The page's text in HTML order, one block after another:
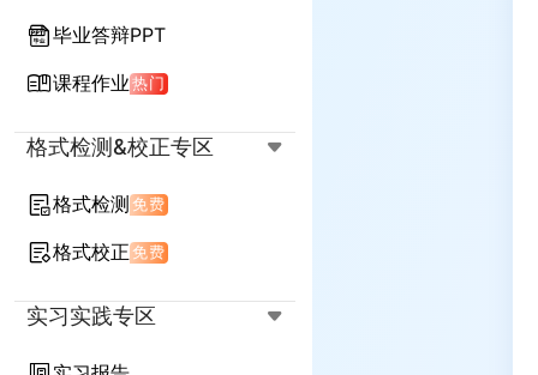
毕业答辩PPT
课程作业热门
格式检测&校正专区
格式检测 免费
格式校正 免费
实习实践专区